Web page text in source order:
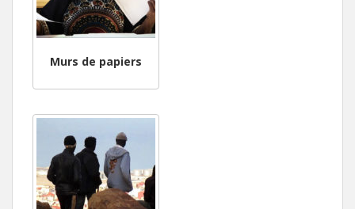
Murs de papiers